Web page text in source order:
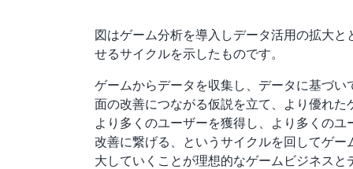
図はゲーム分析を導入しデータ活用の拡大
せるサイクルを示したものです。
ゲームからデータを収集し、データに基づ
面の改善につながる仮説を立て、より優れ
より多くのユーザーを獲得し、より多くの
改善に繋げる、というサイクルを回してゲ
大していくことが理想的なゲームビジネス